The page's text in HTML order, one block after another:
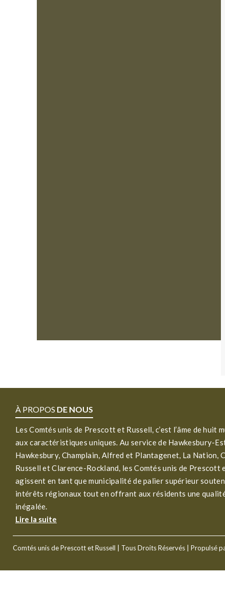
À PROPOS DE NOUS
Les Comtés unis de Prescott et Russell, c’est l’âme de huit
aux caractéristiques uniques. Au service de Hawkesbury-
Hawkesbury, Champlain, Alfred et Plantagenet, La Nation,
Russell et Clarence-Rockland, les Comtés unis de Prescott
agissent en tant que municipalité de palier supérieur
intérêts régionaux tout en offrant aux résidents une
inégalée.
Lire la suite
Comtés unis de Prescott et Russell | Tous Droits Réservés | Propulsé